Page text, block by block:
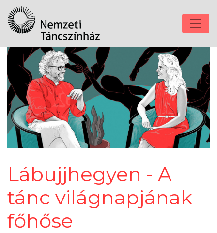
Lábujjhegyen - A
tánc világnapjának
főhőse